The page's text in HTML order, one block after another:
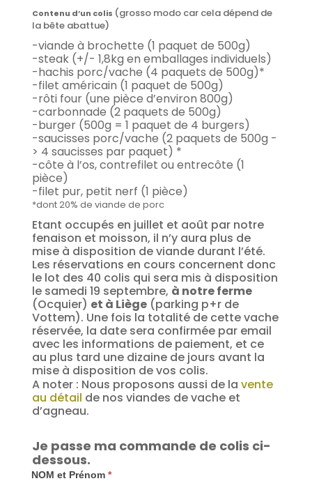
Contenu d’un colis (grosso modo car cela dépend de
la bête abattue)
-viande à brochette (1 paquet de 500g)
-steak (+/- 1,8kg en emballages individuels)
-hachis porc/vache (4 paquets de 500g)*
-filet américain (1 paquet de 500g)
-rôti four (une pièce d’environ 800g)
-carbonnade (2 paquets de 500g)
-burger (500g = 1 paquet de 4 burgers)
-saucisses porc/vache (2 paquets de 500g -
> 4 saucisses par paquet) *
-côte à l’os, contrefilet ou entrecôte (1
pièce)
-filet pur, petit nerf (1 pièce)
*dont20% de viande de porc
Etant occupés en juillet et août par notre
fenaison et moisson, il n’y aura plus de
mise à disposition de viande durant l’été.
Les réservations en cours concernent donc
le lot des 40 colis qui sera mis à disposition
le samedi 19 septembre, à notre ferme
(Ocquier) et à Liège(parking p+r de
Vottem). Une fois la totalité de cette vache
réservée, la date sera confirmée par email
avec les informations de paiement, et ce
au plus tard une dizaine de jours avant la
mise à disposition de vos colis.
A noter : Nous proposons aussi de la vente
au détail de nos viandes de vache et
d’agneau.
Je passe ma commande de colis ci-
dessous.
Commande
NOM et Prénom *